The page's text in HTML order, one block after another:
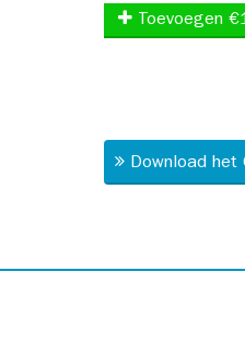
Toevoegen
Download